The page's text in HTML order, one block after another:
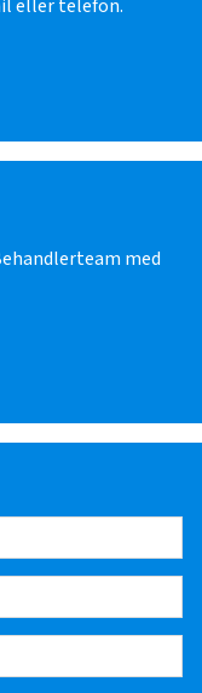
eller telefon.
med